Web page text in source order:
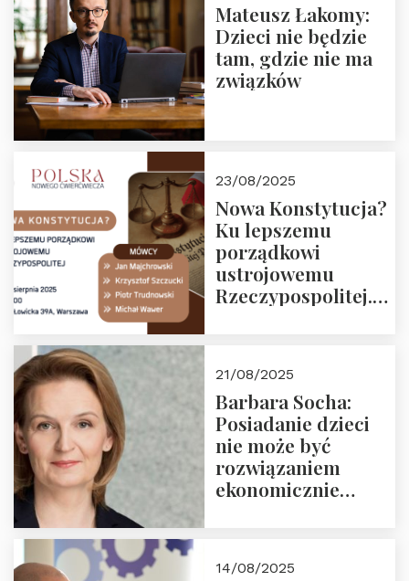
Mateusz Łakomy:
Dzieci nie będzie
tam, gdzie nie ma
związków
23/08/2025
Nowa Konstytucja?
Ku lepszemu
porządkowi
ustrojowemu
Rzeczypospolitej.
Nowego
Ćwierćwiecza”
21/08/2025
Barbara Socha:
Posiadanie dzieci
nie może być
rozwiązaniem
ekonomicznie
14/08/2025